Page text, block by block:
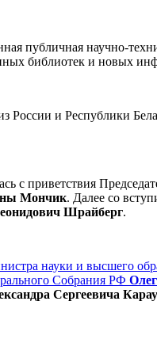
публичная научно-
библиотек и новых
России и Республики
с приветствия
Мончик. Далее со
Шрайберг.
науки и высшего
Собрания РФ
Сергеевича